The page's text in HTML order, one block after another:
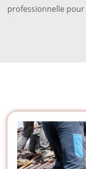
professionnelle